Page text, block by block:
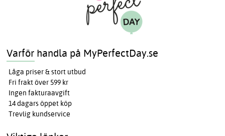
Varför handla på MyPerfectDay.se
Låga priser & stort utbud
Fri frakt över 599 kr
Ingen fakturaavgift
14 dagars öppet köp
Trevlig kundservice